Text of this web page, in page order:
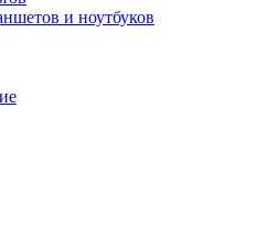
и ноутбуков